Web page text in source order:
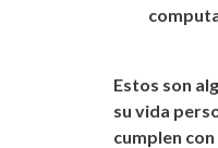
Estos son
su vida
cumplen